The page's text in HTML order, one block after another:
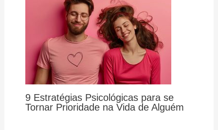
9 Estratégias Psicológicas para se
Tornar Prioridade na Vida de Alguém